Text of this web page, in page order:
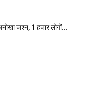
जश्न, 1 हजार लोगों...